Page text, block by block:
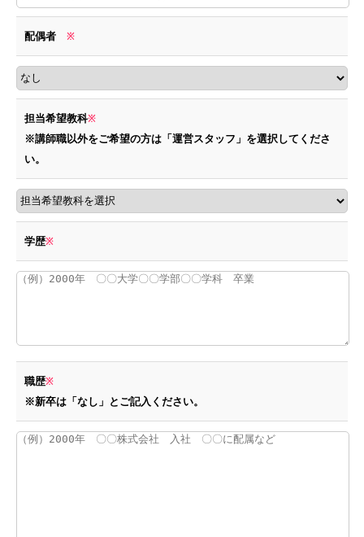
配偶者 ※
担当希望教科※
※講師職以外をご希望の方は「運営スタッフ」を選択してくださ
い。
学歴※
職歴※
※新卒は「なし」とご記入ください。